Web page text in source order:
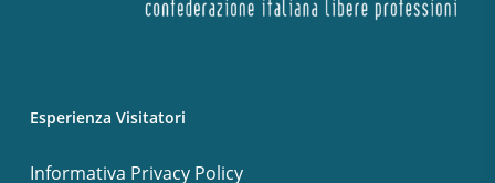
Esperienza Visitatori
Informativa Privacy Policy